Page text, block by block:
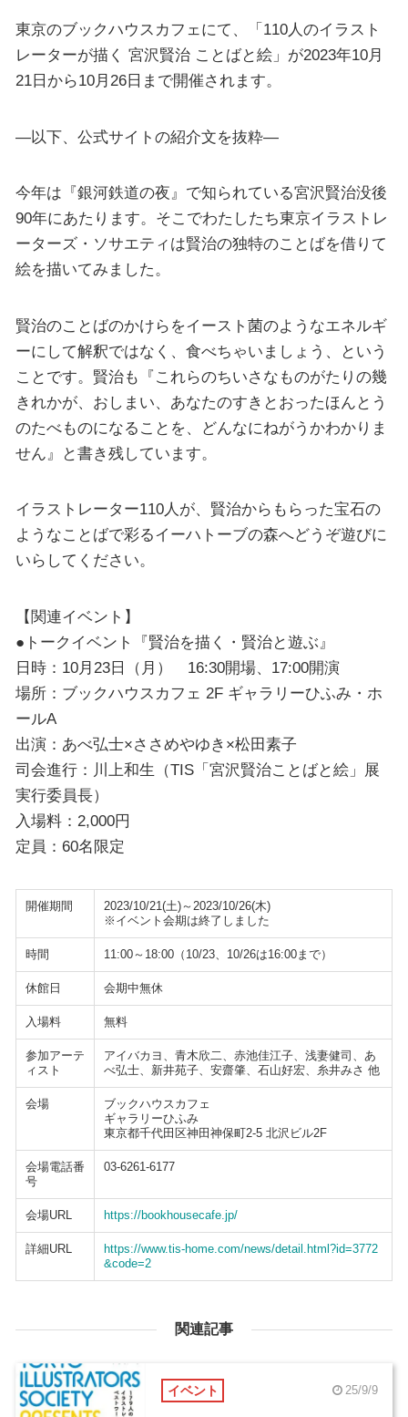
東京のブックハウスカフェにて、「110人のイラスト
レーターが描く 宮沢賢治 ことばと絵」が2023年10月
21日から10月26日まで開催されます。
—以下、公式サイトの紹介文を抜粋—
今年は『銀河鉄道の夜』で知られている宮沢賢治没後
90年にあたります。そこでわたしたち東京イラストレ
ーターズ・ソサエティは賢治の独特のことばを借りて
絵を描いてみました。
賢治のことばのかけらをイースト菌のようなエネルギ
ーにして解釈ではなく、食べちゃいましょう、という
ことです。賢治も『これらのちいさなものがたりの幾
きれかが、おしまい、あなたのすきとおったほんとう
のたべものになることを、どんなにねがうかわかりま
せん』と書き残しています。
イラストレーター110人が、賢治からもらった宝石の
ようなことばで彩るイーハトーブの森へどうぞ遊びに
いらしてください。
【関連イベント】
●トークイベント『賢治を描く・賢治と遊ぶ』
日時：10月23日（月） 16:30開場、17:00開演
場所：ブックハウスカフェ 2F ギャラリーひふみ・ホ
ールA
出演：あべ弘士×ささめやゆき×松田素子
司会進行：川上和生（TIS「宮沢賢治ことばと絵」展
実行委員長）
入場料：2,000円
定員：60名限定
開催期間
2023/10/21(土)～2023/10/26(木)
※イベント会期は終了しました
時間 11:00～18:00（10/23、10/26は16:00まで）
休館日 会期中無休
入場料 無料
参加アーテ
ィスト
アイバカヨ、青木欣二、赤池佳江子、浅妻健司、あ
べ弘士、新井苑子、安齋肇、石山好宏、糸井みさ 他
会場
ブックハウスカフェ
ギャラリーひふみ
東京都千代田区神田神保町2-5 北沢ビル2F
会場電話番
号
03-6261-6177
会場URL https://bookhousecafe.jp/
詳細URL
https://www.tis-home.com/news/detail.html?id=3772
&code=2
関連記事
イベント 25/9/9